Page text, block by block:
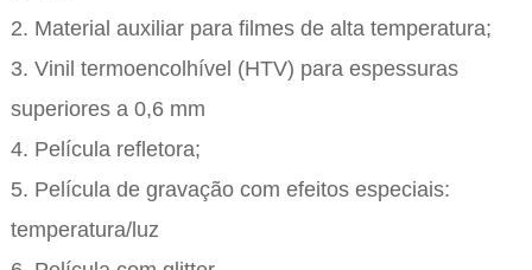
2. Material auxiliar para filmes de alta temperatura;
3. Vinil termoencolhível (HTV) para espessuras
superiores a 0,6 mm
4. Película refletora;
5. Película de gravação com efeitos especiais:
temperatura/luz